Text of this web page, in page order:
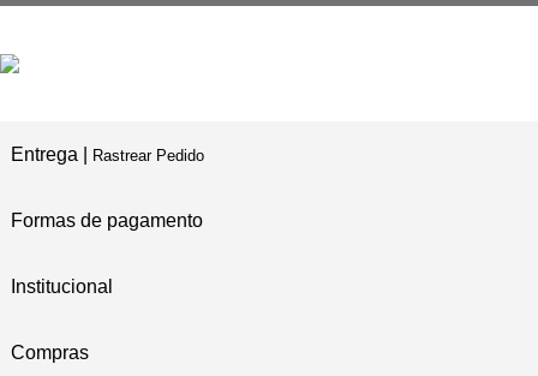
Entrega | Rastrear Pedido
Formas de pagamento
Institucional
Compras